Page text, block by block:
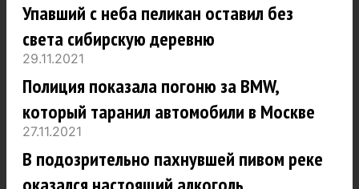
Упавший с неба пеликан оставил без
света сибирскую деревню
29.11.2021
Полиция показала погоню за BMW,
который таранил автомобили в Москве
27.11.2021
В подозрительно пахнувшей пивом реке